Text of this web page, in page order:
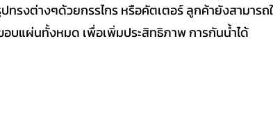
รงต่างๆด้วยกรรไกร หรือคัตเตอร์ ลูกค้ายังสามารถ
อบแผ่นทั้งหมด เพื่อเพิ่มประสิทธิภาพ การกันนํ้าได้